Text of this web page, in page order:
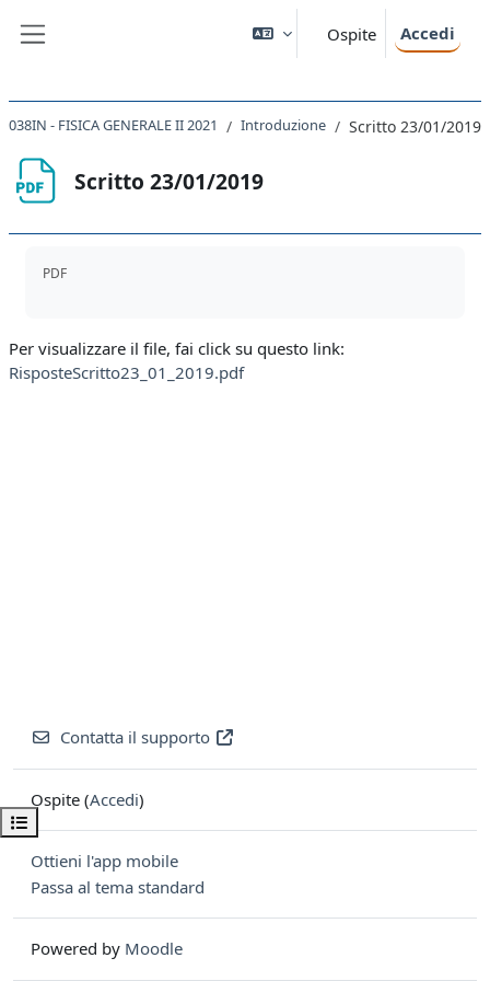
Ospite Accedi
Apri indice del corso
038IN - FISICA GENERALE II 2021 Introduzione Scritto 23/01/2019
Scritto 23/01/2019
PDF
Per visualizzare il file, fai click su questo link:
RisposteScritto23_01_2019.pdf
Contatta il supporto
Ospite (Accedi)
Ottieni l'app mobile
Passa al tema standard
Powered by Moodle